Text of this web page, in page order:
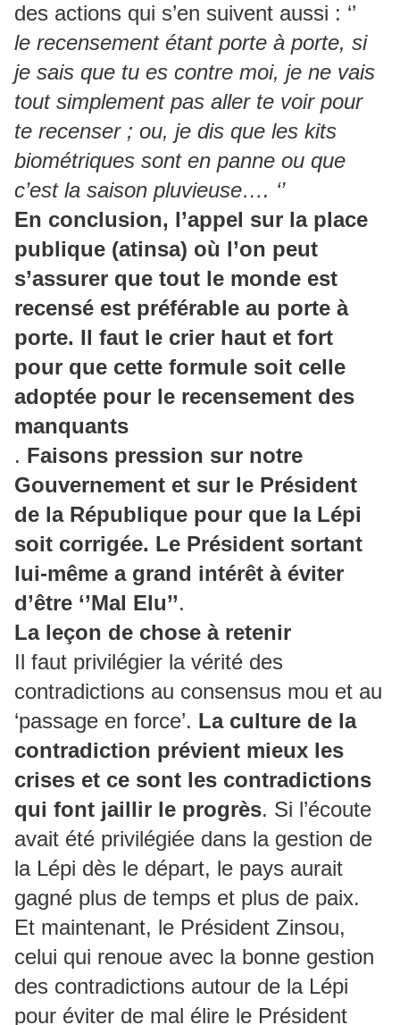
des actions qui s’en suivent aussi : ‘’
le recensement étant porte à porte, si
je sais que tu es contre moi, je ne vais
tout simplement pas aller te voir pour
te recenser ; ou, je dis que les kits
biométriques sont en panne ou que
c’est la saison pluvieuse…. ‘’
En conclusion, l’appel sur la place
publique (atinsa) où l’on peut
s’assurer que tout le monde est
recensé est préférable au porte à
porte. Il faut le crier haut et fort
pour que cette formule soit celle
adoptée pour le recensement des
manquants
. Faisons pression sur notre
Gouvernement et sur le Président
de la République pour que la Lépi
soit corrigée. Le Président sortant
lui-même a grand intérêt à éviter
d’être ‘’Mal Elu’’.
La leçon de chose à retenir
Il faut privilégier la vérité des
contradictions au consensus mou et au
‘passage en force’. La culture de la
contradiction prévient mieux les
crises et ce sont les contradictions
qui font jaillir le progrès. Si l’écoute
avait été privilégiée dans la gestion de
la Lépi dès le départ, le pays aurait
gagné plus de temps et plus de paix.
Et maintenant, le Président Zinsou,
celui qui renoue avec la bonne gestion
des contradictions autour de la Lépi
pour éviter de mal élire le Président